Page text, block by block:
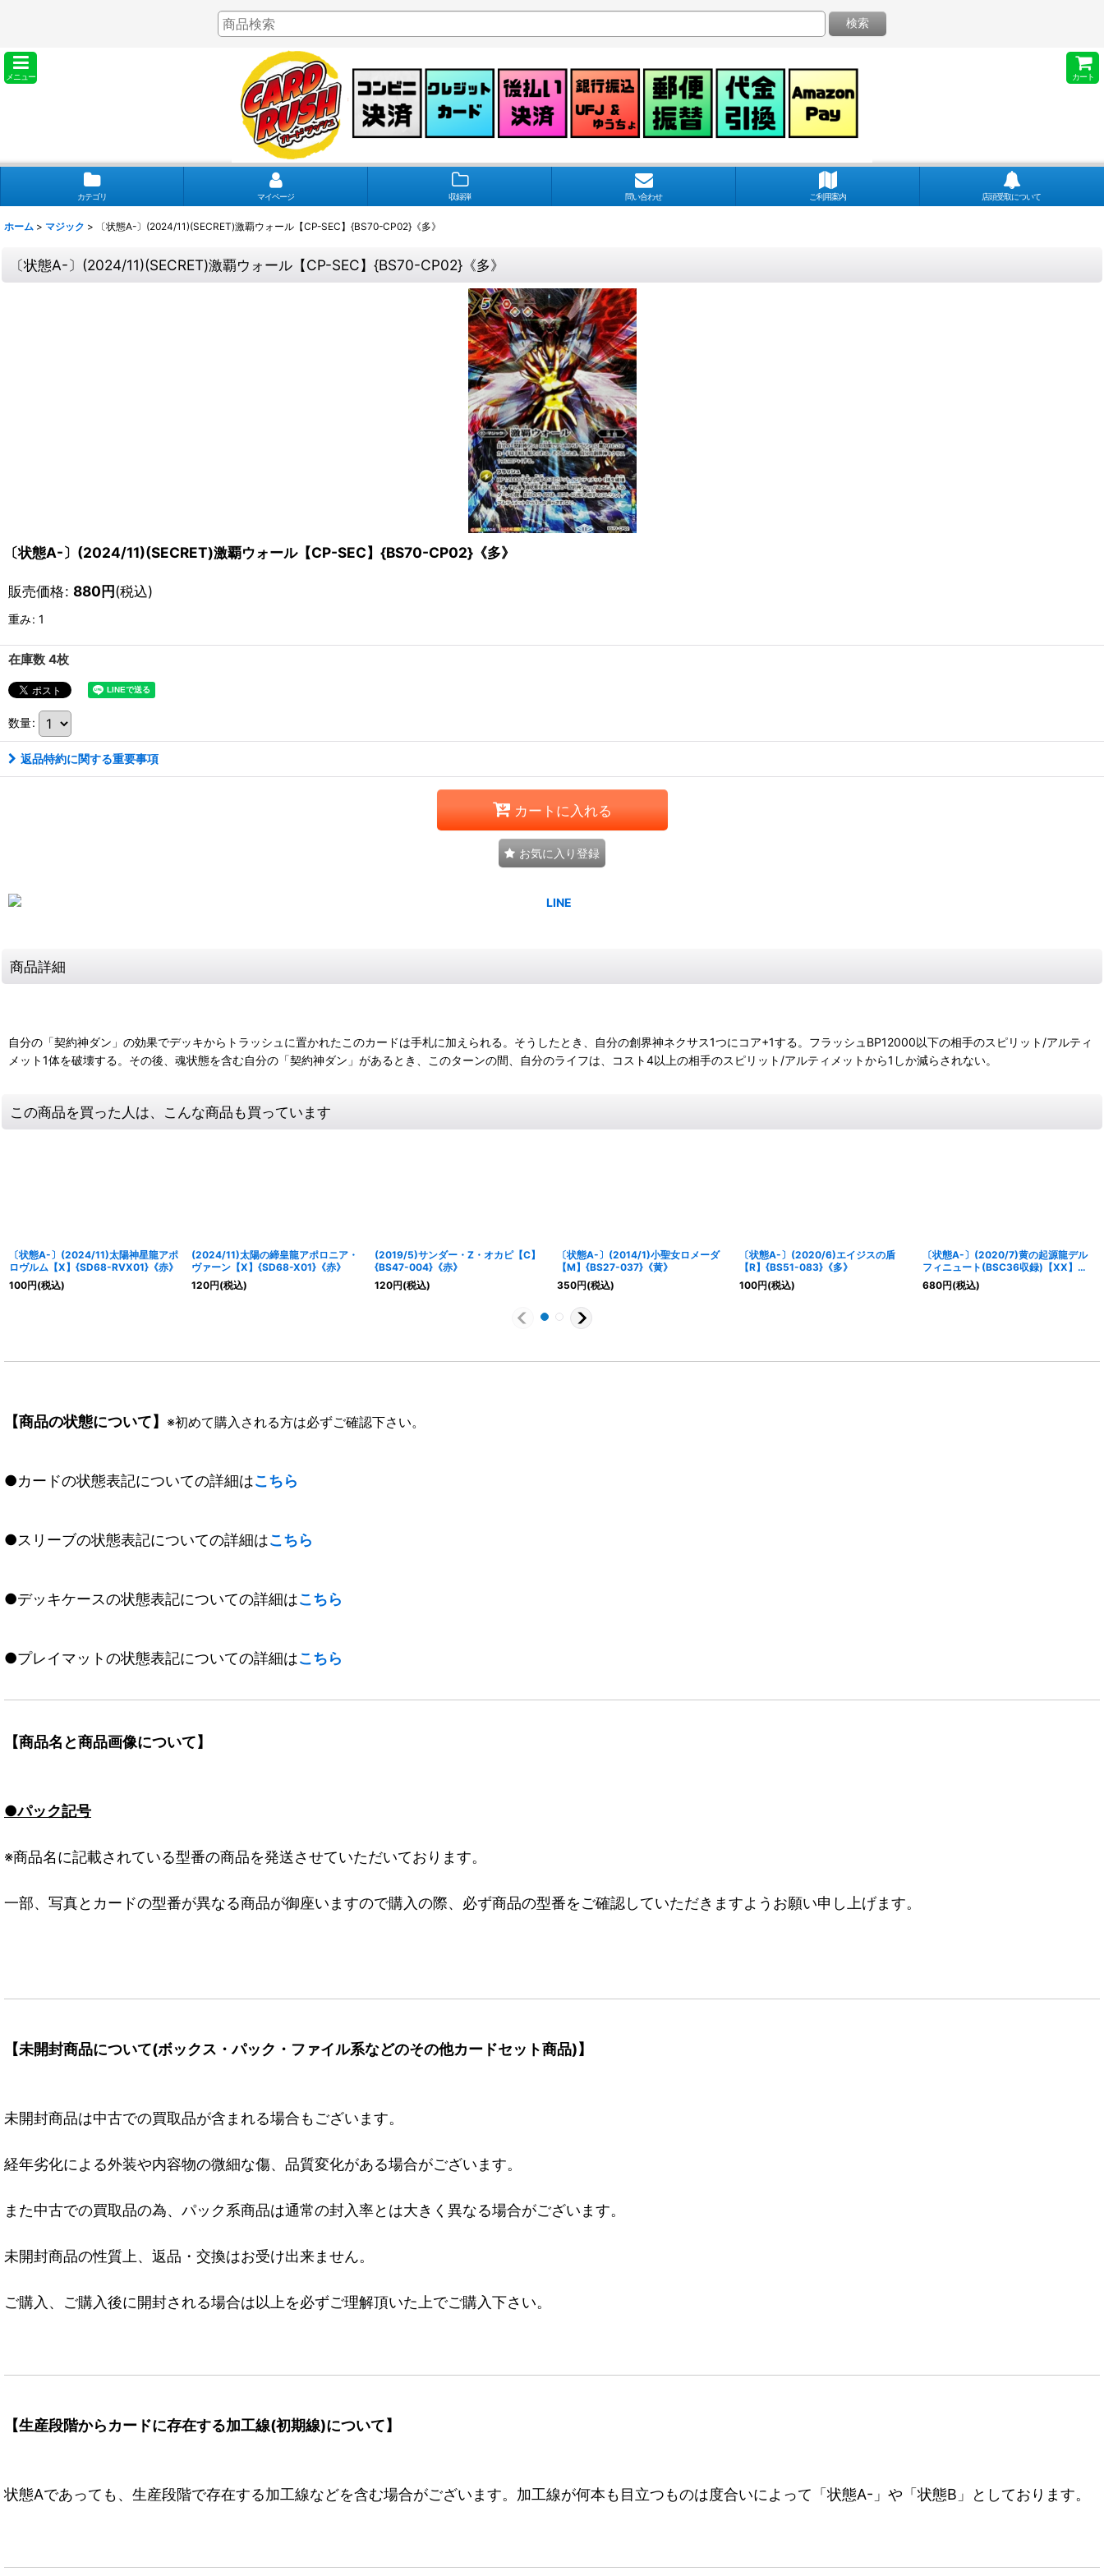
メニュー カート
検索
カテゴリ マイページ 収録弾 問い合わせ ご利用案内 店頭受取について
ホーム > マジック > 〔状態A-〕(2024/11)(SECRET)激覇ウォール【CP-SEC】{BS70-CP02}《多》
〔状態A-〕(2024/11)(SECRET)激覇ウォール【CP-SEC】{BS70-CP02}《多》
〔状態A-〕(2024/11)(SECRET)激覇ウォール【CP-SEC】{BS70-CP02}《多》
販売価格: 880円(税込)
重み: 1
在庫数 4枚
数量:
返品特約に関する重要事項
カートに入れる
お気に入り登録
商品詳細
自分の「契約神ダン」の効果でデッキからトラッシュに置かれたこのカードは手札に加えられる。そうしたとき、自分の創界神ネクサス1つにコア+1する。フラッシュBP12000以下の相手のスピリット/アルティ
メット1体を破壊する。その後、魂状態を含む自分の「契約神ダン」があるとき、このターンの間、自分のライフは、コスト4以上の相手のスピリット/アルティメットから1しか減らされない。
この商品を買った人は、こんな商品も買っています
〔状態A-〕(2024/11)太陽神星龍アポ
ロヴルム【X】{SD68-RVX01}《赤》
100円(税込)
(2024/11)太陽の締皇龍アポロニア・
ヴァーン【X】{SD68-X01}《赤》
120円(税込)
(2019/5)サンダー・Z・オカピ【C】
{BS47-004}《赤》
120円(税込)
〔状態A-〕(2014/1)小聖女ロメーダ
【M】{BS27-037}《黄》
350円(税込)
〔状態A-〕(2020/6)エイジスの盾
【R】{BS51-083}《多》
100円(税込)
〔状態A-〕(2020/7)黄の起源龍デル
フィニュート(BSC36収録)【XX】
{BS38-XX02}《黄》
680円(税込)
【商品の状態について】 ※初めて購入される方は必ずご確認下さい。
●カードの状態表記についての詳細はこちら
●スリーブの状態表記についての詳細はこちら
●デッキケースの状態表記についての詳細はこちら
●プレイマットの状態表記についての詳細はこちら
【商品名と商品画像について】
●パック記号
※商品名に記載されている型番の商品を発送させていただいております。
一部、写真とカードの型番が異なる商品が御座いますので購入の際、必ず商品の型番をご確認していただきますようお願い申し上げます。
【未開封商品について(ボックス・パック・ファイル系などのその他カードセット商品)】
未開封商品は中古での買取品が含まれる場合もございます。
経年劣化による外装や内容物の微細な傷、品質変化がある場合がございます。
また中古での買取品の為、パック系商品は通常の封入率とは大きく異なる場合がございます。
未開封商品の性質上、返品・交換はお受け出来ません。
ご購入、ご購入後に開封される場合は以上を必ずご理解頂いた上でご購入下さい。
【生産段階からカードに存在する加工線(初期線)について】
状態Aであっても、生産段階で存在する加工線などを含む場合がございます。加工線が何本も目立つものは度合いによって「状態A-」や「状態B」としております。